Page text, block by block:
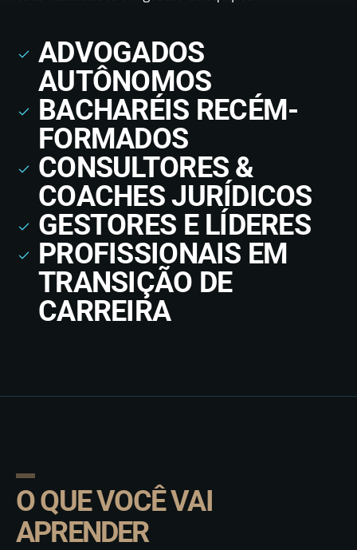
ADVOGADOS
AUTÔNOMOS
BACHARÉIS RECÉM-
FORMADOS
CONSULTORES &
COACHES JURÍDICOS
GESTORES E LÍDERES
PROFISSIONAIS EM
TRANSIÇÃO DE
CARREIRA
O QUE VOCÊ VAI
APRENDER